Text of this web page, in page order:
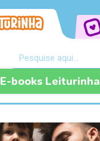
E-books Leiturinha